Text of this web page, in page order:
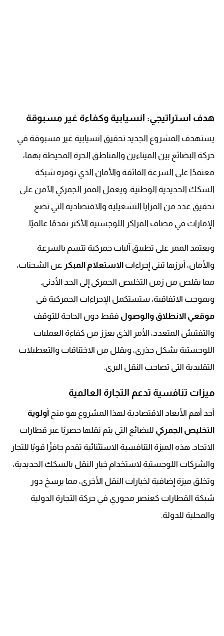
هدف استراتيجي: انسيابية وكفاءة غير مسبوقة
يستهدف المشروع الجديد تحقيق انسيابية غير مسبوقة في
حركة البضائع بين الميناءين والمناطق الحرة المحيطة بهما،
معتمدًا على السرعة الفائقة والأمان الذي توفره شبكة
السكك الحديدية الوطنية. ويعمل الممر الجمركي الآمن على
تحقيق عدد من المزايا التشغيلية والاقتصادية التي تضع
الإمارات في مصاف المراكز اللوجستية الأكثر تقدمًا عالميًا.
ويعتمد الممر على تطبيق آليات جمركية تتسم بالسرعة
والأمان، أبرزها تبني إجراءات الاستعلام المبكر عن الشحنات،
مما يقلص من زمن التخليص الجمركي إلى الحد الأدنى.
وبموجب الاتفاقية، ستستكمل الإجراءات الجمركية في
موقعي الانطلاق والوصول فقط دون الحاجة للتوقف
والتفتيش المتعدد، الأمر الذي يعزز من كفاءة العمليات
اللوجستية بشكل جذري، ويقلل من الاختناقات والتعطيلات
التقليدية التي تصاحب النقل البري.
ميزات تنافسية تدعم التجارة العالمية
أحد أهم الأبعاد الاقتصادية لهذا المشروع هو منح أولوية
التخليص الجمركي للبضائع التي يتم نقلها حصريًا عبر قطارات
الاتحاد. هذه الميزة التنافسية الاستثنائية تقدم حافزًا قويًا للتجار
والشركات اللوجستية لاستخدام خيار النقل بالسكك الحديدية،
وتخلق ميزة إضافية لخيارات النقل الأخرى، مما يرسخ دور
شبكة القطارات كعنصر محوري في حركة التجارة الدولية
والمحلية للدولة.